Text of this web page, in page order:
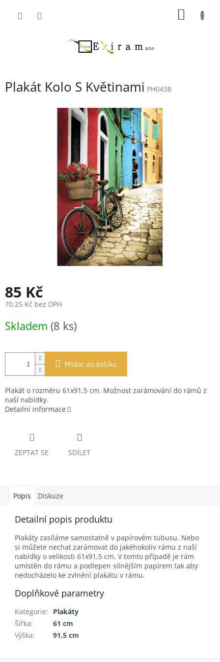
Plakát Kolo S Květinami PH0438
85 Kč
70,25 Kč bez DPH
cena:
Skladem (8 ks)
Přidat do košíku
Plakát o rozměru 61x91,5 cm. Možnost zarámování do rámů z
naší nabídky.
Detailní informace
ZEPTAT SE SDÍLET
Popis Diskuze
Detailní popis produktu
Plakáty zasíláme samostatně v papírovém tubusu. Nebo
si můžete nechat zarámovat do jakéhokoliv rámu z naší
nabídky o velikosti 61x91,5 cm. V tomto případě je rám
umístěn do rámu a podlepen silnějším papírem tak aby
nedocházelo ke zvlnění plakátu v rámu.
Doplňkové parametry
Kategorie:
Plakáty
Šířka:
61 cm
Výška: 91,5 cm